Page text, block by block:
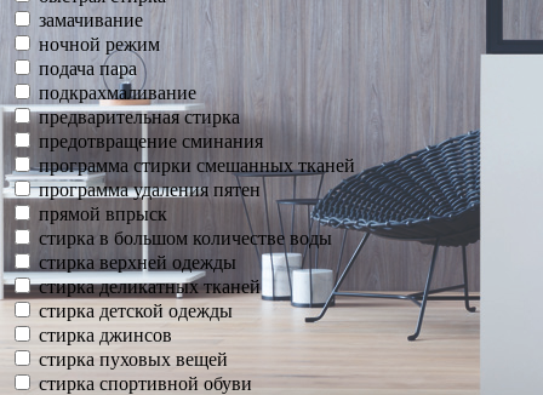
замачивание
ночной режим
подача пара
подкрахмаливание
предварительная стирка
предотвращение сминания
программа стирки смешанных тканей
программа удаления пятен
прямой впрыск
стирка в большом количестве воды
стирка верхней одежды
стирка деликатных тканей
стирка детской одежды
стирка джинсов
стирка пуховых вещей
стирка спортивной обуви